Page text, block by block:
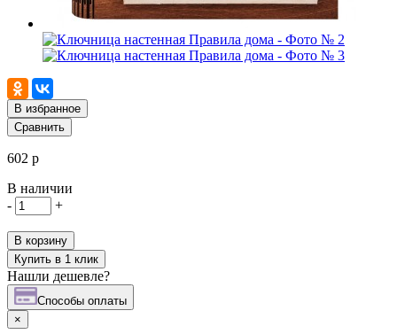
В избранное
Сравнить
602 р
В наличии
-
+
В корзину
Купить в 1 клик
Нашли дешевле?
Cпособы оплаты
×